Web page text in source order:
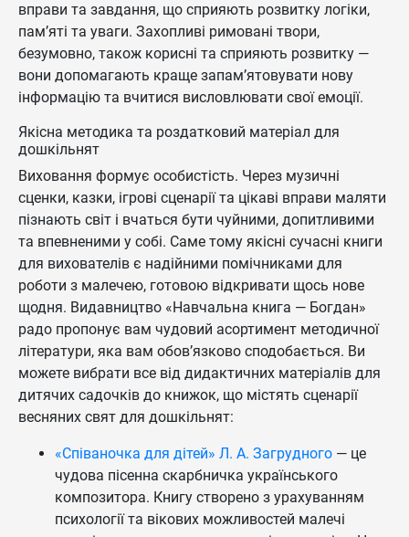
вправи та завдання, що сприяють розвитку логіки,
пам’яті та уваги. Захопливі римовані твори,
безумовно, також корисні та сприяють розвитку —
вони допомагають краще запам’ятовувати нову
інформацію та вчитися висловлювати свої емоції.
Якісна методика та роздатковий матеріал для
дошкільнят
Виховання формує особистість. Через музичні
сценки, казки, ігрові сценарії та цікаві вправи маляти
пізнають світ і вчаться бути чуйними, допитливими
та впевненими у собі. Саме тому якісні сучасні книги
для вихователів є надійними помічниками для
роботи з малечею, готовою відкривати щось нове
щодня. Видавництво «Навчальна книга — Богдан»
радо пропонує вам чудовий асортимент методичної
літератури, яка вам обов’язково сподобається. Ви
можете вибрати все від дидактичних матеріалів для
дитячих садочків до книжок, що містять сценарії
весняних свят для дошкільнят:
«Співаночка для дітей» Л. А. Загрудного — це
чудова пісенна скарбничка українського
композитора. Книгу створено з урахуванням
психології та вікових можливостей малечі